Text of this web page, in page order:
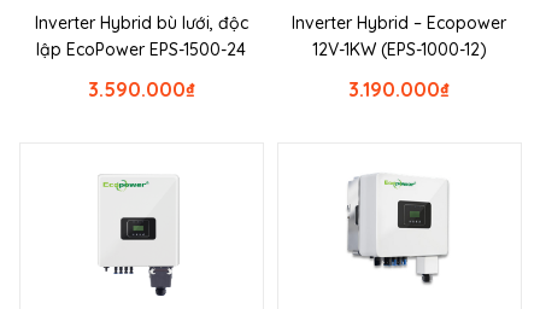
Inverter Hybrid bù lưới, độc
lập EcoPower EPS-1500-24
₫
3.590.000
Inverter Hybrid – Ecopower
12V-1KW (EPS-1000-12)
₫
3.190.000